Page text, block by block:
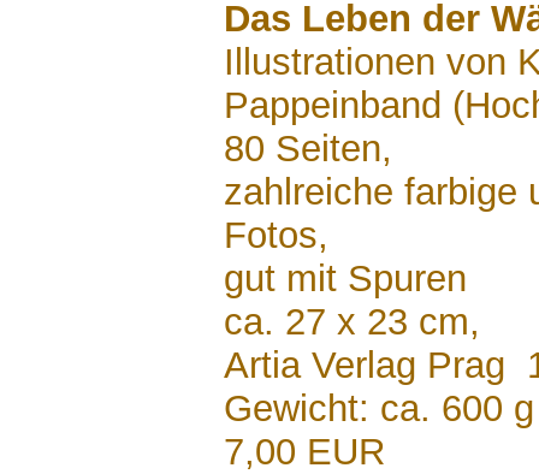
Das Leben der
Illustrationen von
Pappeinband
80 Seiten,
zahlreiche farbige
Fotos,
gut mit Spuren
ca. 27 x 23 cm,
Artia Verlag Prag
Gewicht: ca. 600 g
7,00 EUR